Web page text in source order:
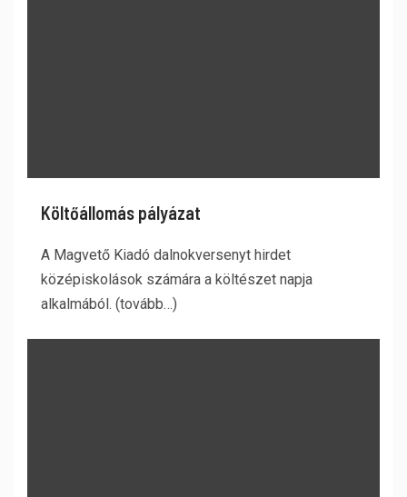
Költőállomás pályázat
A Magvető Kiadó dalnokversenyt hirdet
középiskolások számára a költészet napja
alkalmából. (tovább…)